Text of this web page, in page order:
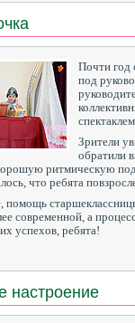
Почти год
под
Зрители
обратили
ритмическую
что ребята
помощь
современной, а
успехов, ребята!
настроение